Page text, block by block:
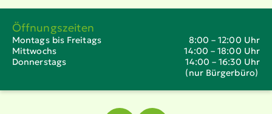
Öffnungszeiten
Montags bis Freitags
8:00 – 12:00 Uhr
Mittwochs
14:00 – 18:00 Uhr
Donnerstags
14:00 – 16:30 Uhr
(nur Bürgerbüro)